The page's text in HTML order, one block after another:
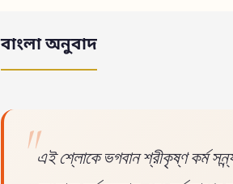
বাংলা অনুবাদ
এই শ্লোকে ভগবান শ্রীকৃষ্ণ কর্ম